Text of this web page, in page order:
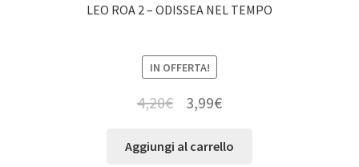
LEO ROA 2 – ODISSEA NEL TEMPO
IN OFFERTA!
4,20€ 3,99€
Aggiungi al carrello